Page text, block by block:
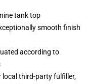
tank top
smooth finish
according to
local third-party fulfiller,